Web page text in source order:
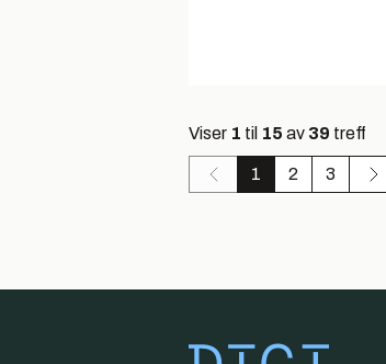
Viser 1 til 15 av 39 treff
1 2 3